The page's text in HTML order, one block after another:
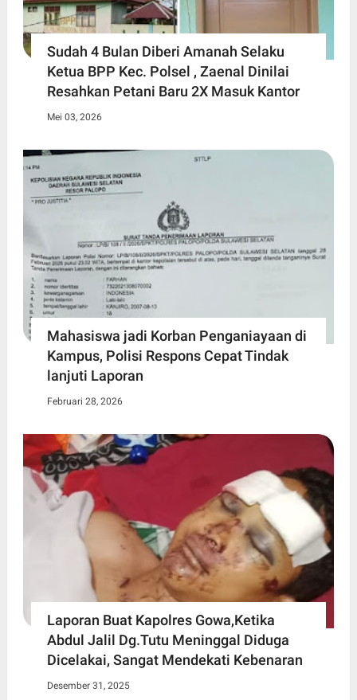
Sudah 4 Bulan Diberi Amanah Selaku
Ketua BPP Kec. Polsel , Zaenal Dinilai
Resahkan Petani Baru 2X Masuk Kantor
Mei 03, 2026
Mahasiswa jadi Korban Penganiayaan di
Kampus, Polisi Respons Cepat Tindak
lanjuti Laporan
Februari 28, 2026
Laporan Buat Kapolres Gowa,Ketika
Abdul Jalil Dg.Tutu Meninggal Diduga
Dicelakai, Sangat Mendekati Kebenaran
Desember 31, 2025